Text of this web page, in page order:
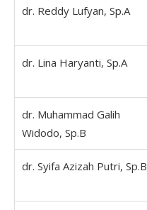
dr. Reddy Lufyan, Sp.A
dr. Lina Haryanti, Sp.A
dr. Muhammad Galih
Widodo, Sp.B
dr. Syifa Azizah Putri, Sp.B